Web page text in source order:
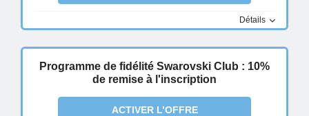
Détails
Programme de fidélité Swarovski Club : 10%
de remise à l'inscription
ACTIVER L’OFFRE